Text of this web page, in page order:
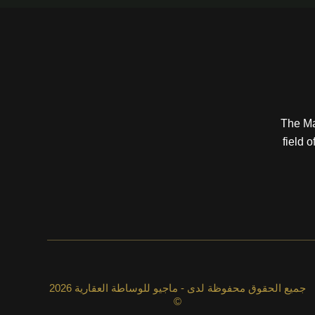
The
field
جميع الحقوق محفوظة لدى - ماجيو للوساطة العقارية 2026
©